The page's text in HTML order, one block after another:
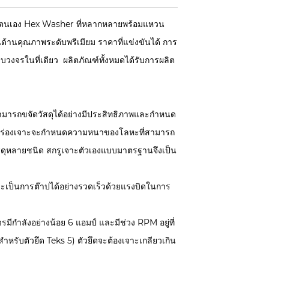
เอง Hex Washer ที่หลากหลายพร้อมแหวน
านคุณภาพระดับพรีเมียม ราคาที่แข่งขันได้ การ
วงจรในที่เดียว ผลิตภัณฑ์ทั้งหมดได้รับการผลิต
มารถขจัดวัสดุได้อย่างมีประสิทธิภาพและกำหนด
งเจาะจะกำหนดความหนาของโลหะที่สามารถ
หลายชนิด สกรูเจาะตัวเองแบบมาตรฐานจึงเป็น
เป็นการต๊าปได้อย่างรวดเร็วด้วยแรงบิดในการ
มีกำลังอย่างน้อย 6 แอมป์ และมีช่วง RPM อยู่ที่
รับตัวยึด Teks 5) ตัวยึดจะต้องเจาะเกลียวเกิน